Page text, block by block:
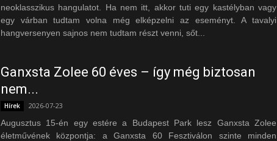
neoklasszikus hangulatot. Ha nem itt, akkor tuti egy kastélyban vagy
egy várban tudtam volna még elképzelni az eseményt. A tavalyi
hangversenyen sajnos nem tudtam részt venni, sőt...
Ganxsta Zolee 60 éves – így még biztosan
nem...
Hírek 2026-07-23
Augusztus 15-én egy estére a Budapest Park lesz Ganxsta Zolee
életművének központja: a Ganxsta 60 Fesztiválon szinte minden